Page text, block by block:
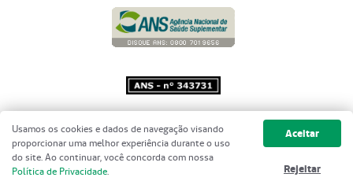
Copyright 2001 - 2026 Unimed do
Brasil - Todos os direitos reservados
Usamos os cookies e dados de navegação visando
proporcionar uma melhor experiência durante o uso
do site. Ao continuar, você concorda com nossa
Política de Privacidade.
Aceitar
Rejeitar